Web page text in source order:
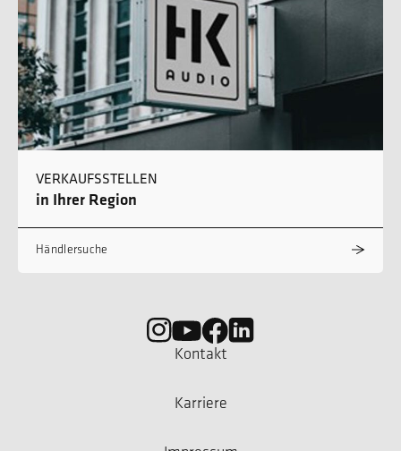
VERKAUFSSTELLEN
in Ihrer Region
Händlersuche
Kontakt
Karriere